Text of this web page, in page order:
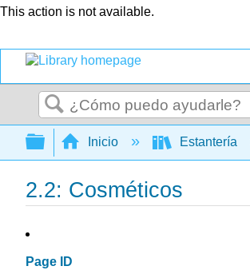
This action is not available.
Buscar
Expandir/contraer
Inicio Estantería
2.2: Cosméticos
Page ID